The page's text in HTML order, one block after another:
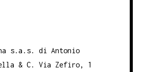
s.a.s. di Antonio
& C. Via Zefiro, 1